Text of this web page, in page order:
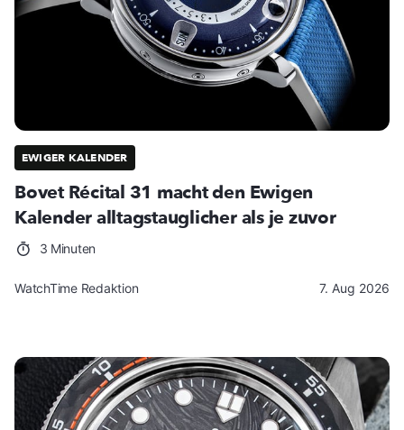
EWIGER KALENDER
Bovet Récital 31 macht den Ewigen
Kalender alltagstauglicher als je zuvor
3 Minuten
WatchTime Redaktion 7. Aug 2026